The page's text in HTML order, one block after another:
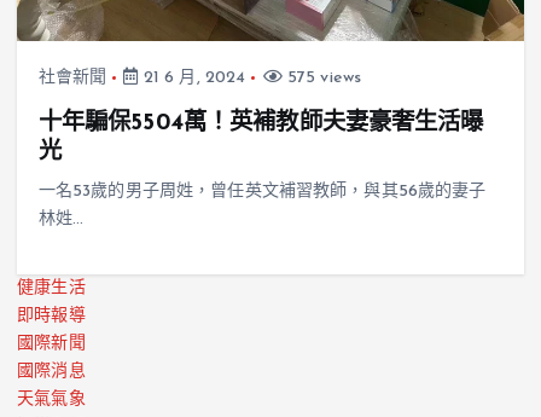
社會新聞 21 6 月, 2024 575 views
十年騙保5504萬！英補教師夫妻豪奢生活曝
光
一名53歲的男子周姓，曾任英文補習教師，與其56歲的妻子
林姓…
健康生活
即時報導
國際新聞
國際消息
天氣氣象